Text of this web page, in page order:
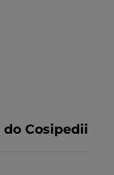
Cosipedii